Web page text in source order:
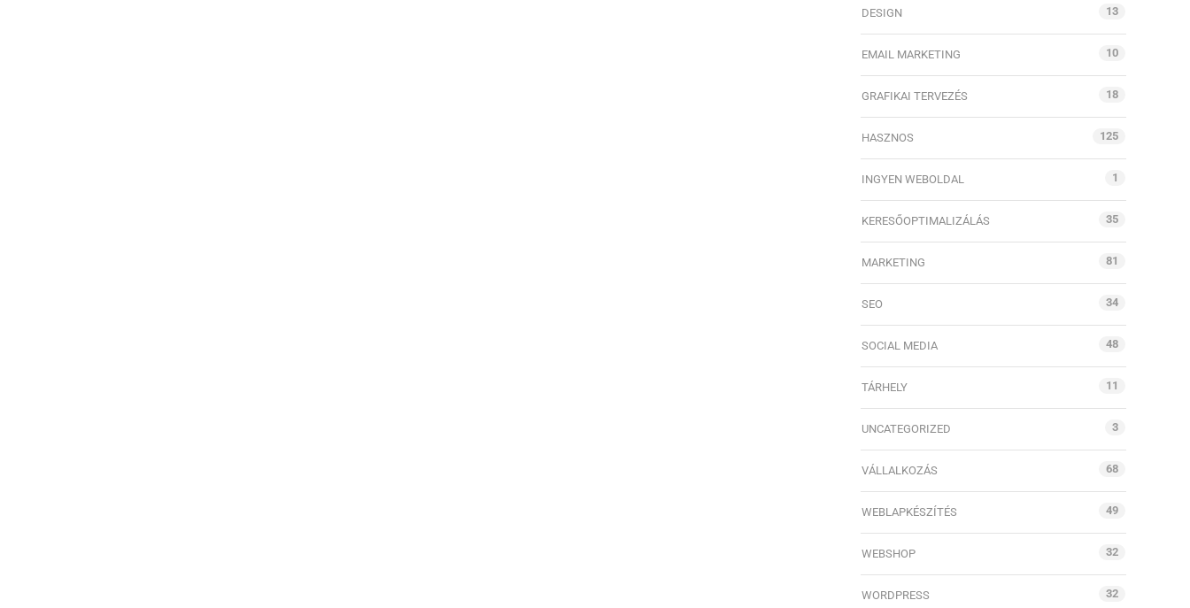
DESIGN 13
EMAIL MARKETING 10
GRAFIKAI TERVEZÉS 18
HASZNOS 125
INGYEN WEBOLDAL 1
KERESŐOPTIMALIZÁLÁS 35
MARKETING 81
SEO 34
SOCIAL MEDIA 48
TÁRHELY 11
UNCATEGORIZED 3
VÁLLALKOZÁS 68
WEBLAPKÉSZÍTÉS 49
WEBSHOP 32
WORDPRESS 32